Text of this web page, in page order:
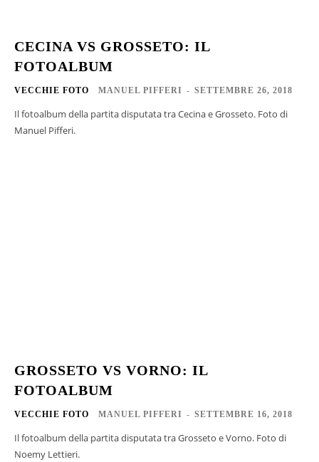
CECINA VS GROSSETO: IL
FOTOALBUM
VECCHIE FOTO MANUEL PIFFERI - SETTEMBRE 26, 2018
Il fotoalbum della partita disputata tra Cecina e Grosseto. Foto di
Manuel Pifferi.
GROSSETO VS VORNO: IL
FOTOALBUM
VECCHIE FOTO MANUEL PIFFERI - SETTEMBRE 16, 2018
Il fotoalbum della partita disputata tra Grosseto e Vorno. Foto di
Noemy Lettieri.